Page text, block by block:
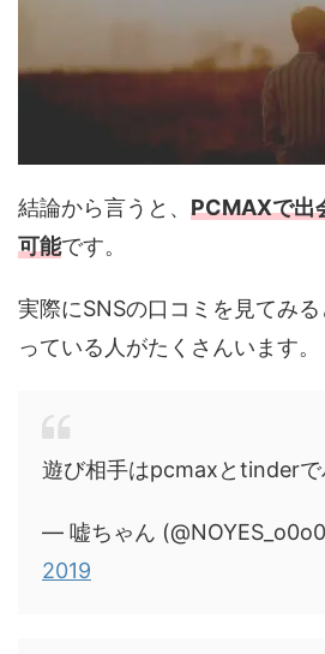
結論から言うと、 PCMAXで出
可能です。
実際にSNSの口コミを見てみ
っている人がたくさんいます。
遊び相手はpcmaxとtinderで
— 嘘ちゃん
2019